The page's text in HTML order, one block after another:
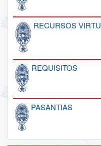
RECURSOS
REQUISITOS
PASANTIAS